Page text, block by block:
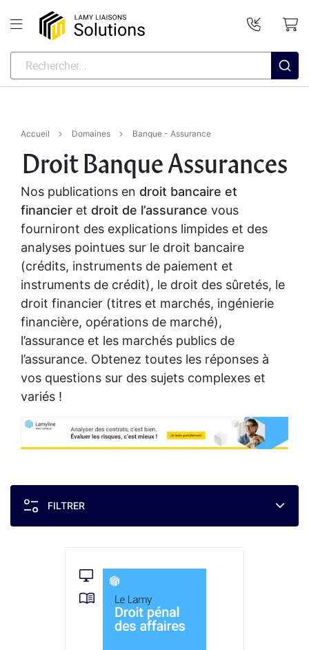
Accueil Domaines Banque - Assurance
Droit Banque Assurances
Nos publications en droit bancaire et
financier et droit de l’assurance vous
fourniront des explications limpides et des
analyses pointues sur le droit bancaire
(crédits, instruments de paiement et
instruments de crédit), le droit des sûretés, le
droit financier (titres et marchés, ingénierie
financière, opérations de marché),
l’assurance et les marchés publics de
l’assurance. Obtenez toutes les réponses à
vos questions sur des sujets complexes et
variés !
FILTRER